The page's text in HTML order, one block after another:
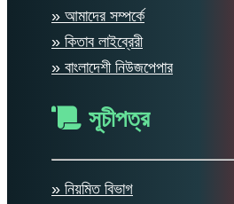
» আমাদের সম্পর্কে
» কিতাব লাইব্রেরী
» বাংলাদেশী নিউজপেপার
সূচীপত্র
» নিয়মিত বিভাগ